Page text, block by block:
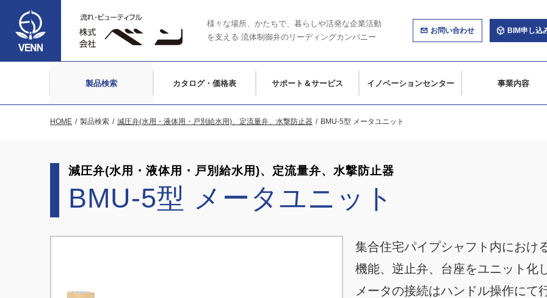
様々な場所、かたちで、暮らしや活発な企業活動
を支える 流体制御弁のリーディングカンパニー
お問い合わせ BIM申し込
製品検索 カタログ・価格表 サポート＆サービス イノベーションセンター 事業内容
HOME 製品検索 減圧弁(水用・液体用・戸別給水用)、定流量弁、水撃防止器 BMU-5型 メータユニット
減圧弁(水用・液体用・戸別給水用)、定流量弁、水撃防止器
BMU-5型 メータユニット
集合住宅パイプシャフト内におけ
機能、逆止弁、台座をユニット化
メータの接続はハンドル操作にて